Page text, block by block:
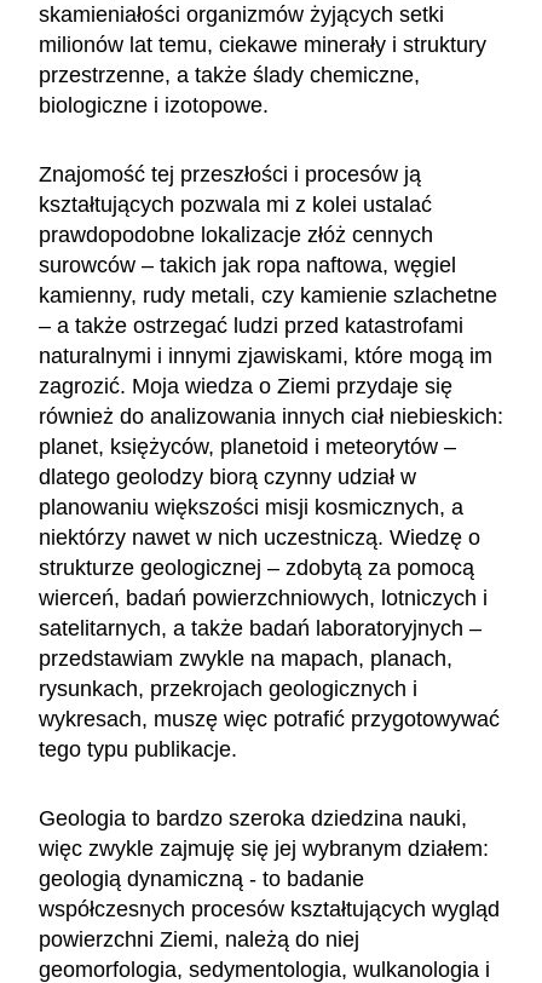
skamieniałości organizmów żyjących setki
milionów lat temu, ciekawe minerały i struktury
przestrzenne, a także ślady chemiczne,
biologiczne i izotopowe.
Znajomość tej przeszłości i procesów ją
kształtujących pozwala mi z kolei ustalać
prawdopodobne lokalizacje złóż cennych
surowców – takich jak ropa naftowa, węgiel
kamienny, rudy metali, czy kamienie szlachetne
– a także ostrzegać ludzi przed katastrofami
naturalnymi i innymi zjawiskami, które mogą im
zagrozić. Moja wiedza o Ziemi przydaje się
również do analizowania innych ciał niebieskich:
planet, księżyców, planetoid i meteorytów –
dlatego geolodzy biorą czynny udział w
planowaniu większości misji kosmicznych, a
niektórzy nawet w nich uczestniczą. Wiedzę o
strukturze geologicznej – zdobytą za pomocą
wierceń, badań powierzchniowych, lotniczych i
satelitarnych, a także badań laboratoryjnych –
przedstawiam zwykle na mapach, planach,
rysunkach, przekrojach geologicznych i
wykresach, muszę więc potrafić przygotowywać
tego typu publikacje.
Geologia to bardzo szeroka dziedzina nauki,
więc zwykle zajmuję się jej wybranym działem:
geologią dynamiczną - to badanie
współczesnych procesów kształtujących wygląd
powierzchni Ziemi, należą do niej
geomorfologia, sedymentologia, wulkanologia i